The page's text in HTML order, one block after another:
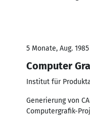
5 Monate, Aug.
Computer
Institut für
Generierung von
Computergrafik-